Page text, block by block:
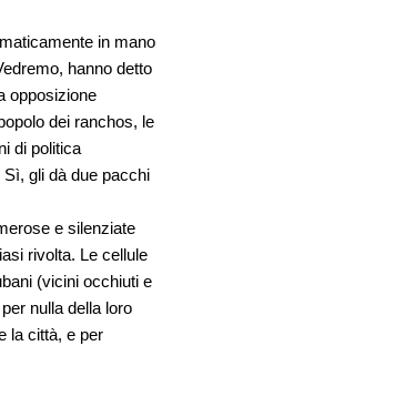
in mano
hanno detto
opposizione
dei ranchos, le
di politica
gli dà due pacchi
e silenziate
rivolta. Le cellule
(vicini occhiuti e
nulla della loro
la città, e per